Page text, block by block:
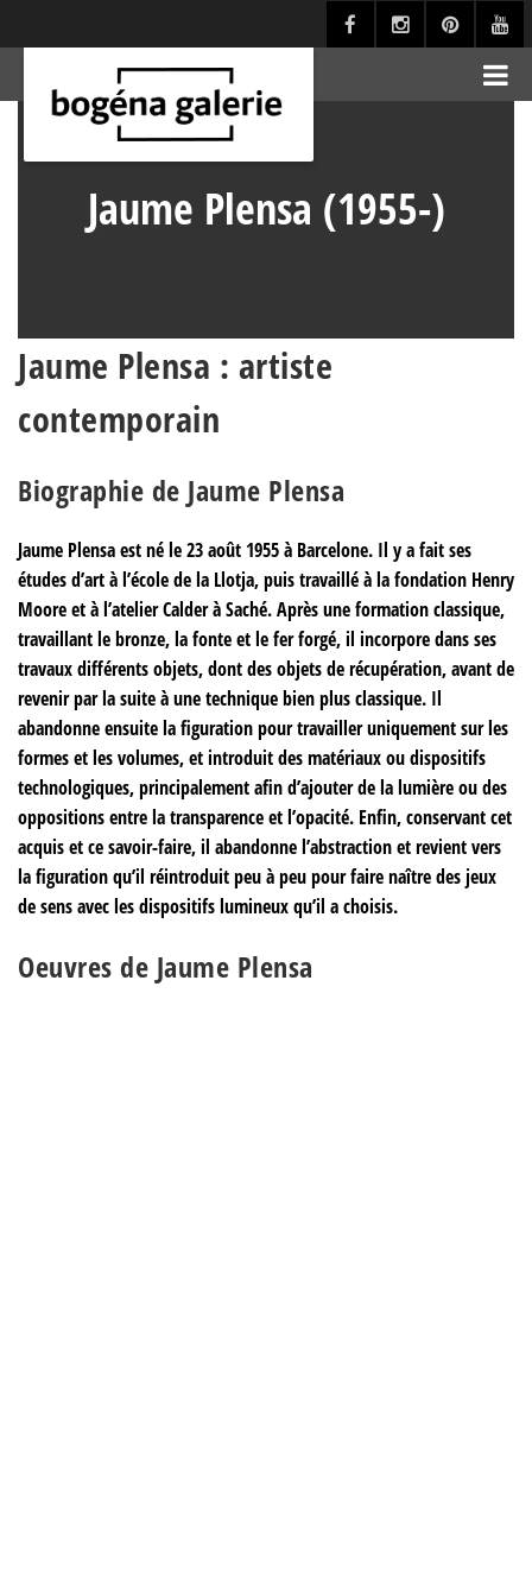
Jaume Plensa (1955-)
Jaume Plensa : artiste
contemporain
Biographie de Jaume Plensa
Jaume Plensa est né le 23 août 1955 à Barcelone. Il y a fait ses
études d’art à l’école de la Llotja, puis travaillé à la fondation Henry
Moore et à l’atelier Calder à Saché. Après une formation classique,
travaillant le bronze, la fonte et le fer forgé, il incorpore dans ses
travaux différents objets, dont des objets de récupération, avant de
revenir par la suite à une technique bien plus classique. Il
abandonne ensuite la figuration pour travailler uniquement sur les
formes et les volumes, et introduit des matériaux ou dispositifs
technologiques, principalement afin d’ajouter de la lumière ou des
oppositions entre la transparence et l’opacité. Enfin, conservant cet
acquis et ce savoir-faire, il abandonne l’abstraction et revient vers
la figuration qu’il réintroduit peu à peu pour faire naître des jeux
de sens avec les dispositifs lumineux qu’il a choisis.
Oeuvres de Jaume Plensa